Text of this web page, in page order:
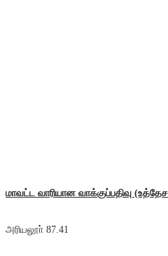
மாவட்ட வாரியான வாக்குப்பதிவு (உத்தேச
அரியலூா் 87.41